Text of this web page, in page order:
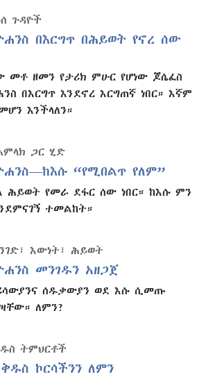
ጉዳዮች
በእርግጥ በሕይወት የኖረ ሰው
መቶ ዘመን የታሪክ ምሁር የሆነው ጆሴፈስ
በእርግጥ እንደኖረ እርግጠኛ ነበር። እኛም
እንችላለን።
ጋር ሂድ
“የሚበልጥ የለም”
ሕይወት የመራ ደፋር ሰው ነበር። ከእሱ ምን
ተመልከት።
እውነት፣ ሕይወት
መንገዱን አዘጋጀ
ሰዱቃውያን ወደ እሱ ሲመጡ
ለምን?
ትምህርቶች
ኮርሳችንን ለምን